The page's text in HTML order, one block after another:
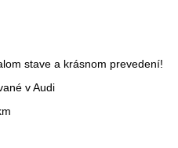
stave a krásnom prevedení!
v Audi